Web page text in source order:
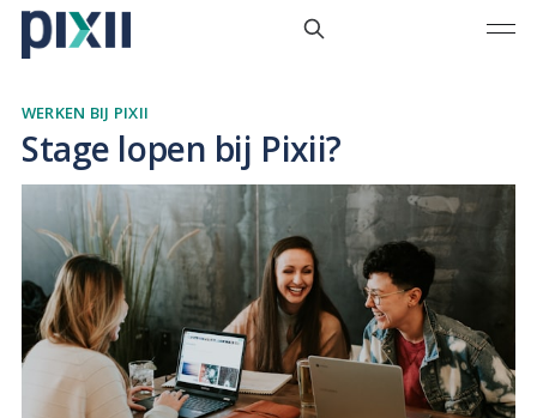
WERKEN BIJ PIXII
Stage lopen bij Pixii?